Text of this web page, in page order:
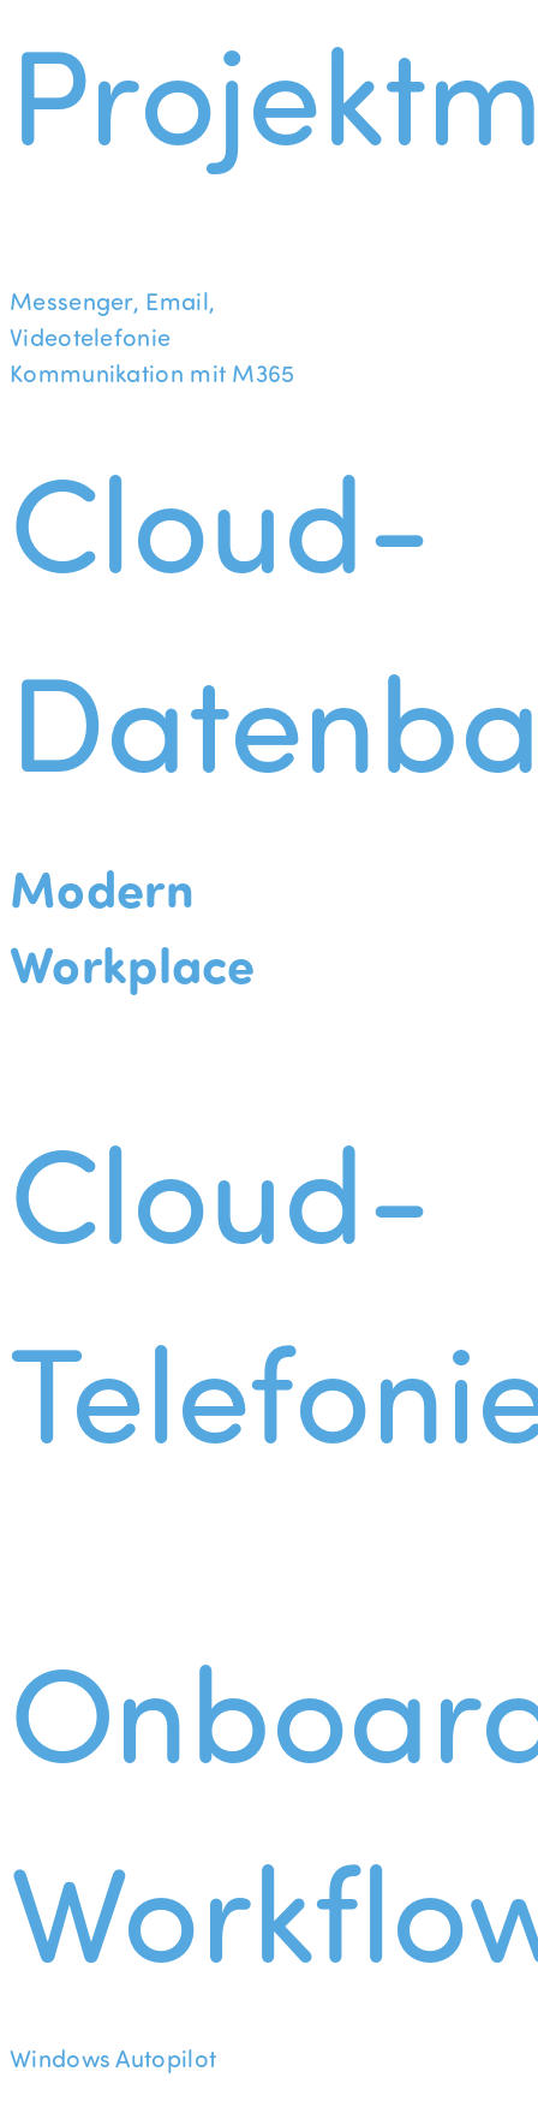
Messenger, Email,
Videotelefonie
Kommunikation mit M365
Cloud-
Modern
Workplace
Cloud-
Windows Autopilot